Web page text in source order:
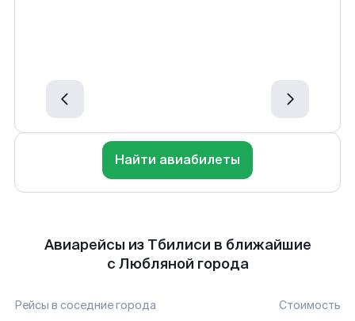
Найти авиабилеты
Авиарейсы из Тбилиси в ближайшие
с Любляной города
Рейсы в соседние города Стоимость